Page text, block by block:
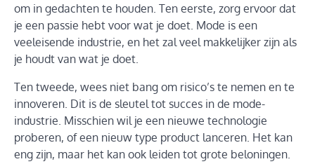
om in gedachten te houden. Ten eerste, zorg ervoor dat
je een passie hebt voor wat je doet. Mode is een
veeleisende industrie, en het zal veel makkelijker zijn als
je houdt van wat je doet.
Ten tweede, wees niet bang om risico’s te nemen en te
innoveren. Dit is de sleutel tot succes in de mode-
industrie. Misschien wil je een nieuwe technologie
proberen, of een nieuw type product lanceren. Het kan
eng zijn, maar het kan ook leiden tot grote beloningen.